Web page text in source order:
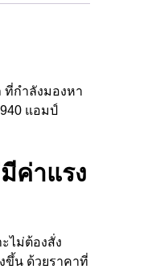
ที่กำลังมองหา
แอมป์
ค่าแรง
ไม่ต้องสั่ง
ขึ้น ด้วยราคาที่